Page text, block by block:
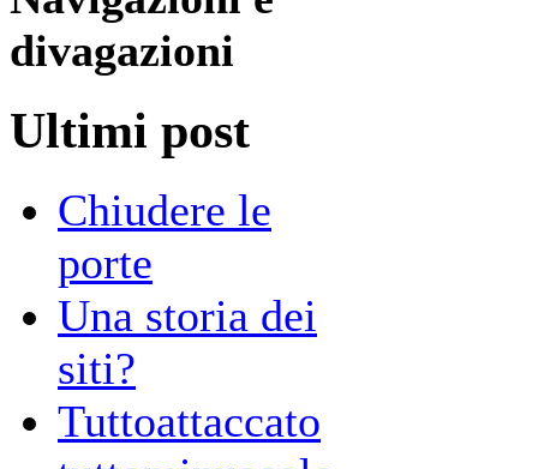
divagazioni
Ultimi post
Chiudere le
porte
Una storia dei
siti?
Tuttoattaccato